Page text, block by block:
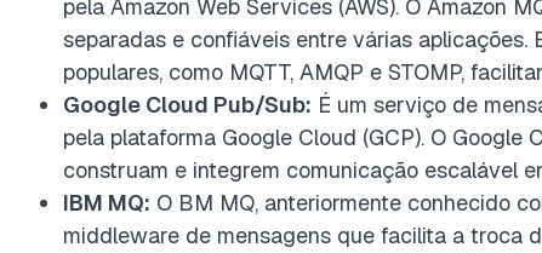
pela Amazon Web Services (AWS). O Amazon
separadas e confiáveis entre várias aplicações.
populares, como MQTT, AMQP e STOMP,
Google Cloud Pub/Sub: É um serviço de
pela plataforma Google Cloud (GCP). O Google
construam e integrem comunicação escalável
IBM MQ: O BM MQ, anteriormente conhecido
middleware de mensagens que facilita a troca